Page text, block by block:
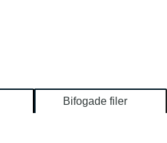
Bifogade filer